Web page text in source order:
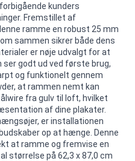
kunders
Fremstillet af
ramme en robust 25 mm
sammen sikrer både dens
er nøje udvalgt for at
ser godt ud ved første brug,
og funktionelt gennem
at rammen nemt kan
fra gulv til loft, hvilket
af dine plakater.
er installationen
op at hænge. Denne
at ramme og fremvise en
størrelse på 62,3 x 87,0 cm